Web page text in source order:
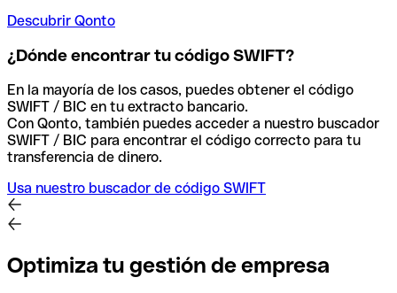
Descubrir Qonto
¿Dónde encontrar tu código SWIFT?
En la mayoría de los casos, puedes obtener el código
SWIFT / BIC en tu extracto bancario.
Con Qonto, también puedes acceder a nuestro buscador
SWIFT / BIC para encontrar el código correcto para tu
transferencia de dinero.
Usa nuestro buscador de código SWIFT
Optimiza tu gestión de empresa